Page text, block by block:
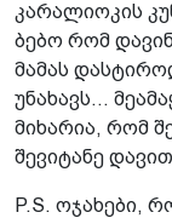
კარალიოკის
ბებო რომ
მამას
უნახავს...
მიხარია, რომ
შევიტანე
P.S. ოჯახები,